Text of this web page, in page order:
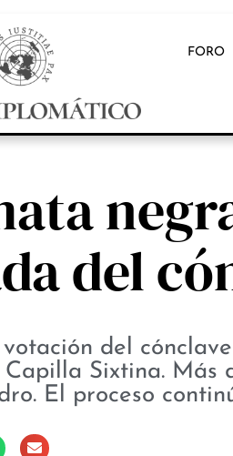
FORO
del
del
Sixtina. Más
El proceso